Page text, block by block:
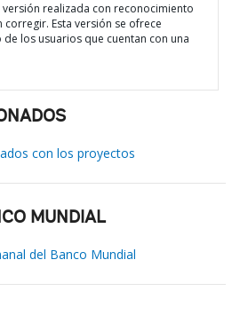
realizada con reconocimiento
Esta versión se ofrece
los usuarios que cuentan con una
con los proyectos
MUNDIAL
del Banco Mundial